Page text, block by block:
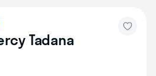
Tadana